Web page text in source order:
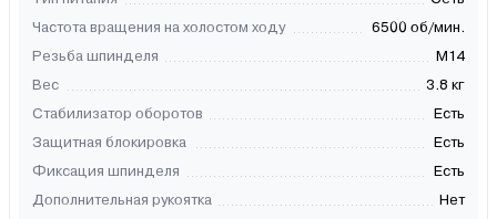
Частота вращения на холостом ходу
6500 об/мин.
Резьба шпинделя
М14
Вес
3.8 кг
Стабилизатор оборотов
Есть
Защитная блокировка
Есть
Фиксация шпинделя
Есть
Дополнительная рукоятка
Нет